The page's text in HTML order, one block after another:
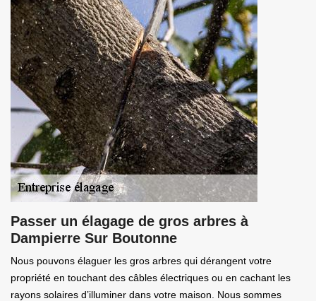
Passer un élagage de gros arbres à
Dampierre Sur Boutonne
Nous pouvons élaguer les gros arbres qui dérangent votre
propriété en touchant des câbles électriques ou en cachant les
rayons solaires d’illuminer dans votre maison. Nous sommes